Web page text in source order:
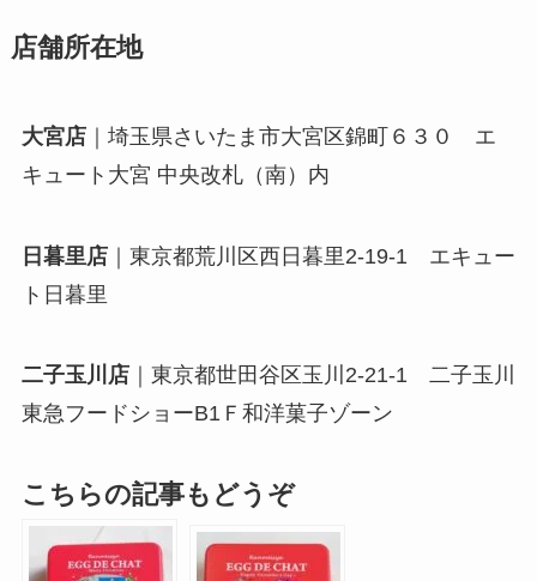
店舗所在地
大宮店｜埼玉県さいたま市大宮区錦町６３０ エ
キュート大宮 中央改札（南）内
日暮里店｜東京都荒川区西日暮里2-19-1 エキュー
ト日暮里
二子玉川店｜東京都世田谷区玉川2-21-1 二子玉川
東急フードショーB1Ｆ和洋菓子ゾーン
こちらの記事もどうぞ